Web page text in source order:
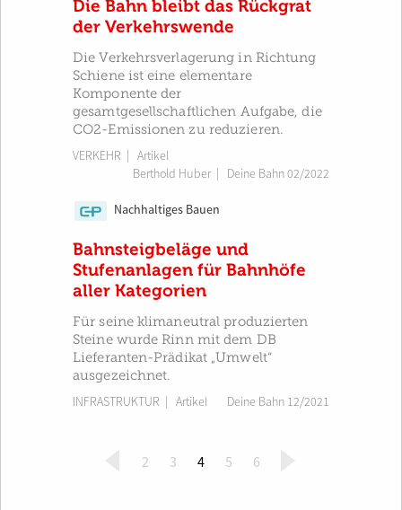
Die Bahn bleibt das Rückgrat
der Verkehrswende
Die Verkehrsverlagerung in Richtung
Schiene ist eine elementare
Komponente der
gesamtgesellschaftlichen Aufgabe, die
CO2-Emissionen zu reduzieren.
VERKEHR | Artikel
Berthold Huber| Deine Bahn 02/2022
CP Nachhaltiges Bauen
Bahnsteigbeläge und
Stufenanlagen für Bahnhöfe
aller Kategorien
Für seine klimaneutral produzierten
Steine wurde Rinn mit dem DB
Lieferanten-Prädikat „Umwelt“
ausgezeichnet.
INFRASTRUKTUR | Artikel Deine Bahn 12/2021
2 3 4(
5 6